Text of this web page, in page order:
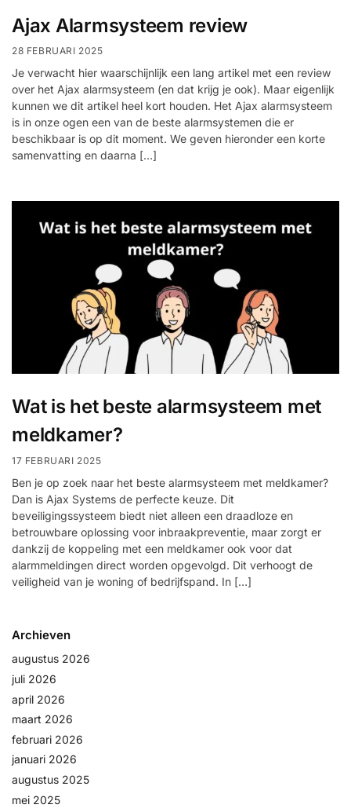
Alarmsystemen
Camera's
&
Intercom
Inbraakbeveiliging
SALE
Help &
Account Contact Help Wagen
Ajax Alarmsysteem review
28 FEBRUARI 2025
Je verwacht hier waarschijnlijk een lang artikel met een review
over het Ajax alarmsysteem (en dat krijg je ook). Maar eigenlijk
kunnen we dit artikel heel kort houden. Het Ajax alarmsysteem
is in onze ogen een van de beste alarmsystemen die er
beschikbaar is op dit moment. We geven hieronder een korte
samenvatting en daarna […]
Wat is het beste alarmsysteem met
meldkamer?
17 FEBRUARI 2025
Ben je op zoek naar het beste alarmsysteem met meldkamer?
Dan is Ajax Systems de perfecte keuze. Dit
beveiligingssysteem biedt niet alleen een draadloze en
betrouwbare oplossing voor inbraakpreventie, maar zorgt er
dankzij de koppeling met een meldkamer ook voor dat
alarmmeldingen direct worden opgevolgd. Dit verhoogt de
veiligheid van je woning of bedrijfspand. In […]
Archieven
augustus 2026
juli 2026
april 2026
maart 2026
februari 2026
januari 2026
augustus 2025
mei 2025